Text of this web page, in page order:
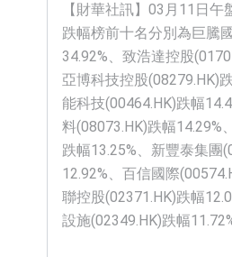
【財華社訊】03月11日
跌幅榜前十名分別為巨騰
34.92%、致浩達控股
亞博科技控股(08279.HK)
能科技(00464.HK)跌幅
料(08073.HK)跌幅14.29%
跌幅13.25%、新豐泰集團
12.92%、百信國際
聯控股(02371.HK)跌幅
設施(02349.HK)跌幅11.72%